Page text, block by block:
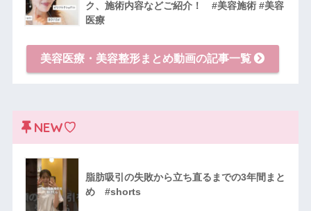
ク、施術内容などご紹介！ #美容施術 #美容
医療
美容医療・美容整形まとめ動画の記事一覧
NEW♡
脂肪吸引の失敗から立ち直るまでの3年間まと
め #shorts